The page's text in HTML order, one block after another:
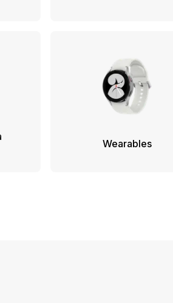
Wearables